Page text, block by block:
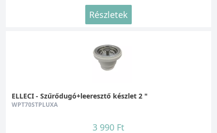
Részletek
ELLECI - Szűrődugó+leeresztő készlet 2 "
WPT70STPLUXA
3 990 Ft